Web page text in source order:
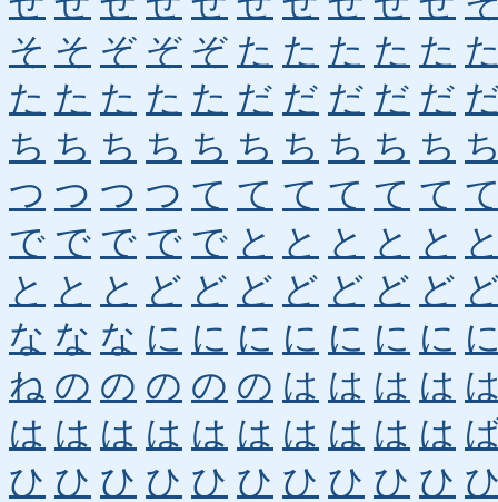
そ そ ぞ ぞ ぞ た た た た た
た た た た た だ だ だ だ だ
ち ち ち ち ち ち ち ち ち ち
つ つ つ つ て て て て て て
で で で で で と と と と と
と と と ど ど ど ど ど ど ど
な な な に に に に に に に
ね の の の の の は は は は
は は は は は は は は は は
ひ ひ ひ ひ ひ ひ ひ ひ ひ ひ